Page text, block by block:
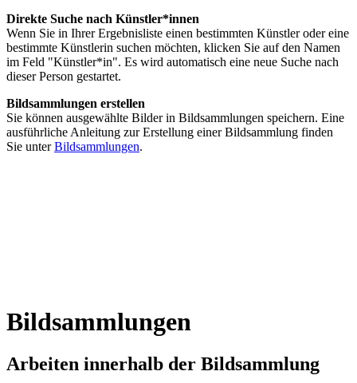
Direkte Suche nach Künstler*innen
Wenn Sie in Ihrer Ergebnisliste einen bestimmten Künstler oder eine
bestimmte Künstlerin suchen möchten, klicken Sie auf den Namen
im Feld "Künstler*in". Es wird automatisch eine neue Suche nach
dieser Person gestartet.
Bildsammlungen erstellen
Sie können ausgewählte Bilder in Bildsammlungen speichern. Eine
ausführliche Anleitung zur Erstellung einer Bildsammlung finden
Sie unterBildsammlungen.
Bildsammlungen
Arbeiten innerhalb der Bildsammlung